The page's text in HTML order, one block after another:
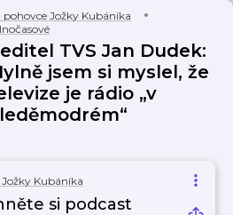
pohovce Jožky Kubáníka
TVS Jan Dudek:
jsem si myslel, že
je rádio „v
Kubáníka
si podcast